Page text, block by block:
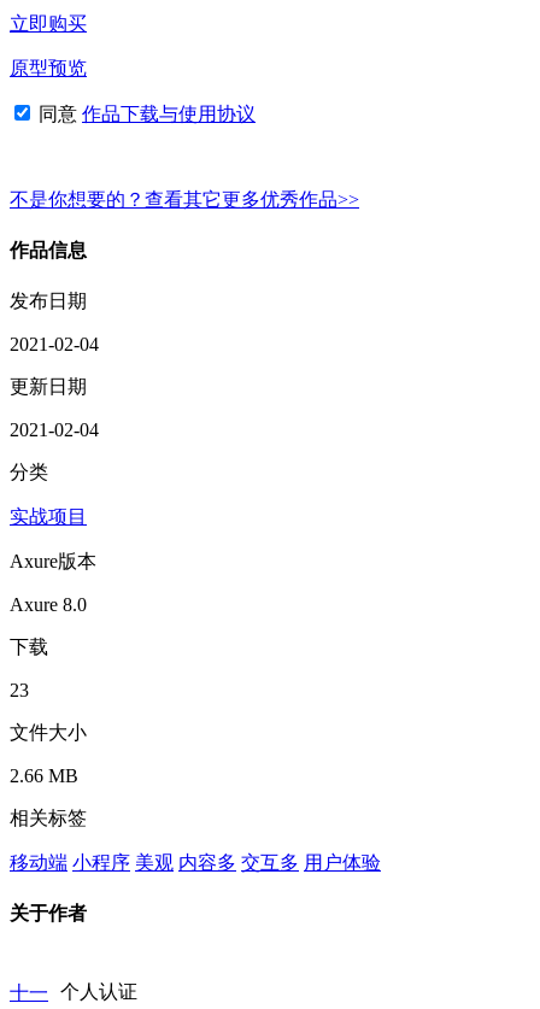
立即购买
原型预览
同意 作品下载与使用协议
不是你想要的？查看其它更多优秀作品>>
作品信息
发布日期
2021-02-04
更新日期
2021-02-04
分类
实战项目
Axure版本
Axure 8.0
下载
23
文件大小
2.66 MB
相关标签
移动端 小程序 美观 内容多 交互多 用户体验
关于作者
十一
个人认证